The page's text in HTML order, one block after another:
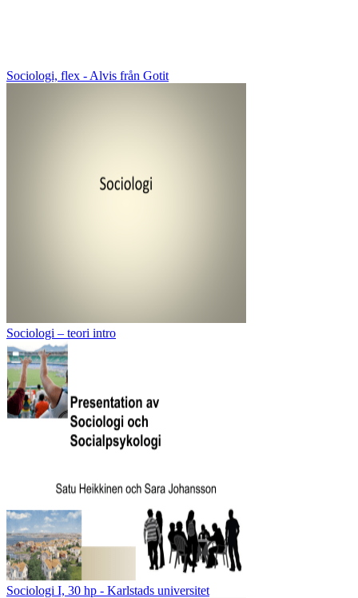
Sociologi, flex - Alvis från Gotit
Sociologi – teori intro
Sociologi I, 30 hp - Karlstads universitet